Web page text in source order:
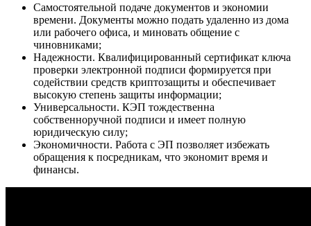
Самостоятельной подаче документов и экономии
времени. Документы можно подать удаленно из дома
или рабочего офиса, и миновать общение с
чиновниками;
Надежности. Квалифицированный сертификат ключа
проверки электронной подписи формируется при
содействии средств криптозащиты и обеспечивает
высокую степень защиты информации;
Универсальности. КЭП тождественна
собственноручной подписи и имеет полную
юридическую силу;
Экономичности. Работа с ЭП позволяет избежать
обращения к посредникам, что экономит время и
финансы.